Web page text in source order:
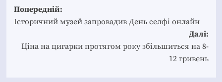
Post
navigation
Попередній:
Історичний музей запровадив День селфі онлайн
Далі:
Ціна на цигарки протягом року збільшиться на 8-
12 гривень